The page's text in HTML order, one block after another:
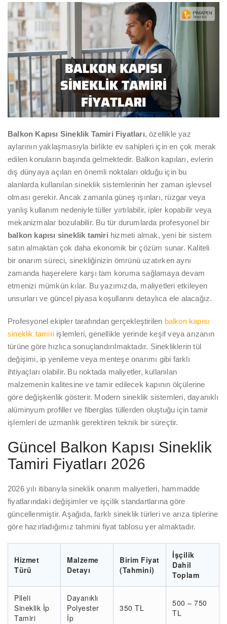
Balkon Kapısı Sineklik Tamiri Fiyatları, özellikle yaz
aylarının yaklaşmasıyla birlikte ev sahipleri için en çok merak
edilen konuların başında gelmektedir. Balkon kapıları, evlerin
dış dünyaya açılan en önemli noktaları olduğu için bu
alanlarda kullanılan sineklik sistemlerinin her zaman işlevsel
olması gerekir. Ancak zamanla güneş ışınları, rüzgar veya
yanlış kullanım nedeniyle tüller yırtılabilir, ipler kopabilir veya
mekanizmalar bozulabilir. Bu tür durumlarda profesyonel bir
balkon kapısı sineklik tamiri hizmeti almak, yeni bir sistem
satın almaktan çok daha ekonomik bir çözüm sunar. Kaliteli
bir onarım süreci, sinekliğinizin ömrünü uzatırken aynı
zamanda haşerelere karşı tam koruma sağlamaya devam
etmenizi mümkün kılar. Bu yazımızda, maliyetleri etkileyen
unsurları ve güncel piyasa koşullarını detaylıca ele alacağız.
Profesyonel ekipler tarafından gerçekleştirilen balkon kapısı
sineklik tamiri işlemleri, genellikle yerinde keşif veya arızanın
türüne göre hızlıca sonuçlandırılmaktadır. Sinekliklerin tül
değişimi, ip yenileme veya menteşe onarımı gibi farklı
ihtiyaçları olabilir. Bu noktada maliyetler, kullanılan
malzemenin kalitesine ve tamir edilecek kapının ölçülerine
göre değişkenlik gösterir. Modern sineklik sistemleri, dayanıklı
alüminyum profiller ve fiberglas tüllerden oluştuğu için tamir
işlemleri de uzmanlık gerektiren teknik bir süreçtir.
Güncel Balkon Kapısı Sineklik
Tamiri Fiyatları 2026
2026 yılı itibarıyla sineklik onarım maliyetleri, hammadde
fiyatlarındaki değişimler ve işçilik standartlarına göre
güncellenmiştir. Aşağıda, farklı sineklik türleri ve arıza tiplerine
göre hazırladığımız tahmini fiyat tablosu yer almaktadır.
Hizmet
Türü
Malzeme
Detayı
Birim Fiyat
(Tahmini)
İşçilik
Dahil
Toplam
Pileli
Sineklik İp
Tamiri
Dayanıklı
Polyester
İp
350 TL
500 – 750
TL